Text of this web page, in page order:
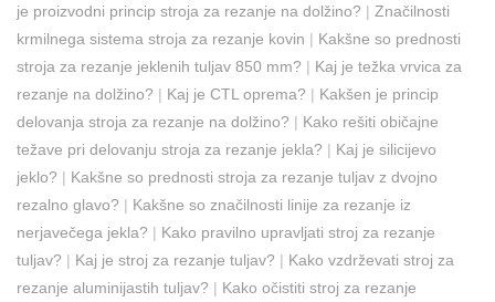
je proizvodni princip stroja za rezanje na dolžino? | Značilnosti
krmilnega sistema stroja za rezanje kovin | Kakšne so prednosti
stroja za rezanje jeklenih tuljav 850 mm? | Kaj je težka vrvica za
rezanje na dolžino? | Kaj je CTL oprema? | Kakšen je princip
delovanja stroja za rezanje na dolžino? | Kako rešiti običajne
težave pri delovanju stroja za rezanje jekla? | Kaj je silicijevo
jeklo? | Kakšne so prednosti stroja za rezanje tuljav z dvojno
rezalno glavo? | Kakšne so značilnosti linije za rezanje iz
nerjavečega jekla? | Kako pravilno upravljati stroj za rezanje
tuljav? | Kaj je stroj za rezanje tuljav? | Kako vzdrževati stroj za
rezanje aluminijastih tuljav? | Kako očistiti stroj za rezanje